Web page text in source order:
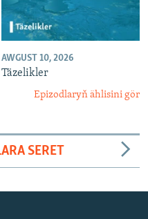
AWGUST 10, 2026
Täzelikler
Epizodlaryň ählisini gör
SERET